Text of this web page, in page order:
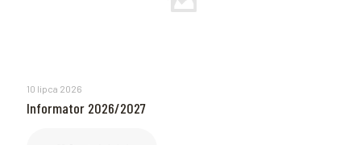
10 lipca 2026
Informator 2026/2027